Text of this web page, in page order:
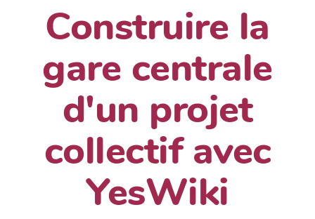
Construire la
gare centrale
d'un projet
collectif avec
YesWiki